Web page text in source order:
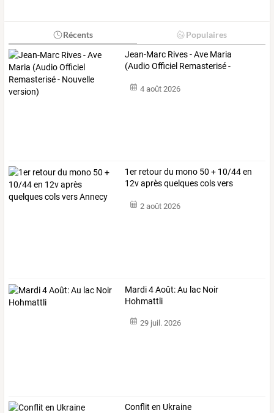
Récents Populaires
Jean-Marc Rives-Ave Maria
(AudioOfficiel Remasterisé-
4 août 2026
1er retour du mono 50 + 10/44 en
12v après quelques cols vers
2 août 2026
Mardi 4 Août: Au lac Noir
Hohmattli
29 juil. 2026
Conflit en Ukraine